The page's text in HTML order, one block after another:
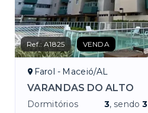
Ref.:A1825 VENDA
Farol - Maceió/AL
VARANDAS DO ALTO
Dormitórios 3, sendo3